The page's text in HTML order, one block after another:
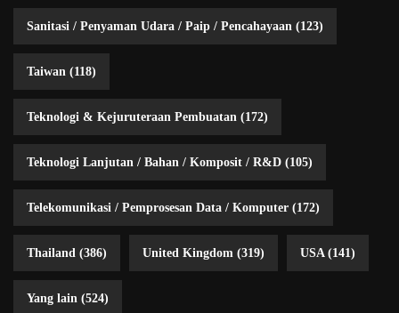
Sanitasi / Penyaman Udara / Paip / Pencahayaan (123)
Taiwan (118)
Teknologi & Kejuruteraan Pembuatan (172)
Teknologi Lanjutan / Bahan / Komposit / R&D (105)
Telekomunikasi / Pemprosesan Data / Komputer (172)
Thailand (386) United Kingdom (319) USA (141)
Yang lain (524)